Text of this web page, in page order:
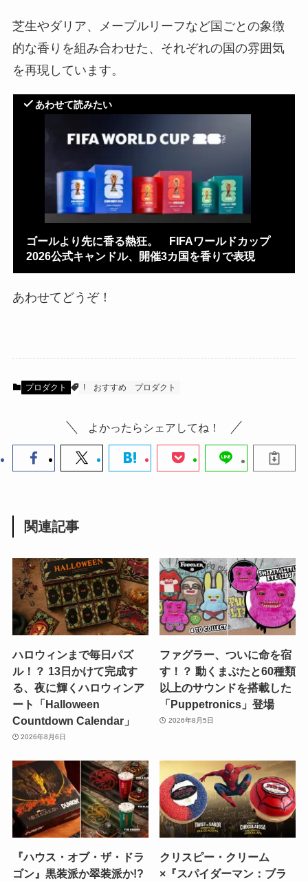
芝生やダリア、メープルリーフなど国ごとの象徴
的な香りを組み合わせた、それぞれの国の雰囲気
を再現しています。
あわせて読みたい
ゴールより先に香る熱狂。 FIFAワールドカップ
2026公式キャンドル、開催3カ国を香りで表現
あわせてどうぞ！
プロダクト ! おすすめ プロダクト
よかったらシェアしてね！
関連記事
ハロウィンまで毎日パズ
ル！？ 13日かけて完成す
る、夜に輝くハロウィンア
ート「Halloween
Countdown Calendar」
2026年8月6日
ファグラー、ついに命を宿
す！？ 動くまぶたと60種類
以上のサウンドを搭載した
「Puppetronics」登場
2026年8月5日
『ハウス・オブ・ザ・ドラ
ゴン』黒装派か翠装派か!?
クリスピー・クリーム
×『スパイダーマン：ブラ